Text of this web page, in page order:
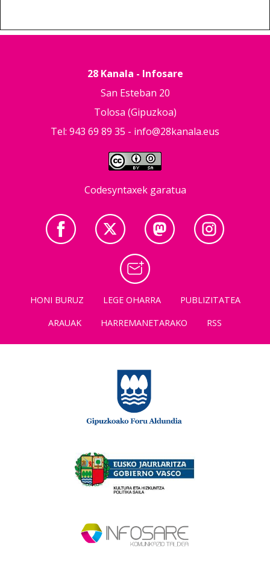
28 Kanala - Infosare
San Esteban 20
Tolosa (Gipuzkoa)
Tel: 943 69 89 35 - info@28kanala.eus
Codesyntaxek garatua
HONI BURUZ LEGE OHARRA
PUBLIZITATEA
ARAUAK
HARREMANETARAKO RSS